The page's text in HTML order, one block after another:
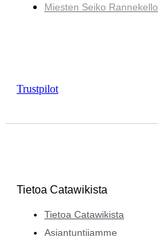
Miesten Seiko Rannekello
Trustpilot
Tietoa Catawikista
Tietoa Catawikista
Asiantuntijamme